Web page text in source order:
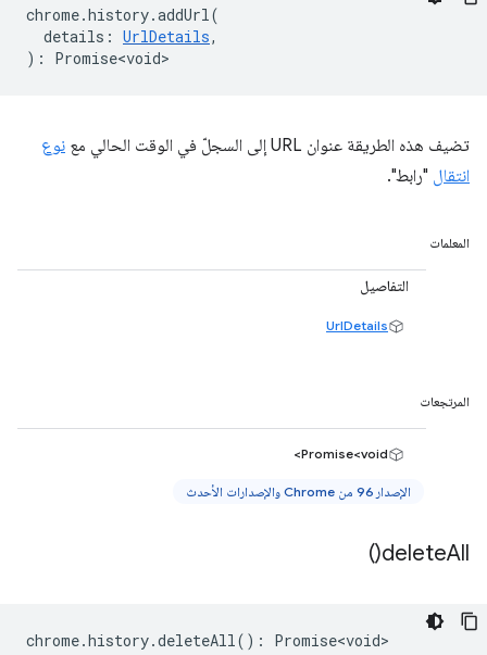
chrome.history.addUrl(
details : UrlDetails,
) : Promise<void>
تضيف هذه الطريقة عنوان URL إلى السجلّ في الوقت الحالي مع
نوع
انتقال "رابط".
المعلمات
التفاصيل
UrlDetails
المرتجعات
Promise<void>
الإصدار 96 من Chrome والإصدارات الأحدث
deleteAll(
)
chrome.history.deleteAll() : Promise<void>